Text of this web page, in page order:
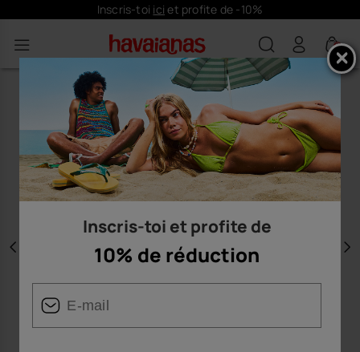
Inscris-toi ici et profite de -10%
0
Précédent
Inscris-toi et profite de
10% de réduction